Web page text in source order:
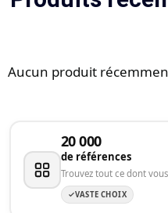
Aucun produit
20 000
de références
Trouvez tout ce dont
VASTE CHOIX